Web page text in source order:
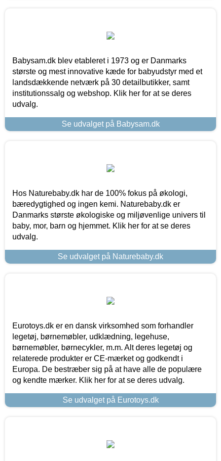
Babysam.dk blev etableret i 1973 og er Danmarks
største og mest innovative kæde for babyudstyr med et
landsdækkende netværk på 30 detailbutikker, samt
institutionssalg og webshop. Klik her for at se deres
udvalg.
Se udvalget på Babysam.dk
Hos Naturebaby.dk har de 100% fokus på økologi,
bæredygtighed og ingen kemi. Naturebaby.dk er
Danmarks største økologiske og miljøvenlige univers til
baby, mor, barn og hjemmet. Klik her for at se deres
udvalg.
Se udvalget på Naturebaby.dk
Eurotoys.dk er en dansk virksomhed som forhandler
legetøj, børnemøbler, udklædning, legehuse,
børnemøbler, børnecykler, m.m. Alt deres legetøj og
relaterede produkter er CE-mærket og godkendt i
Europa. De bestræber sig på at have alle de populære
og kendte mærker. Klik her for at se deres udvalg.
Se udvalget på Eurotoys.dk